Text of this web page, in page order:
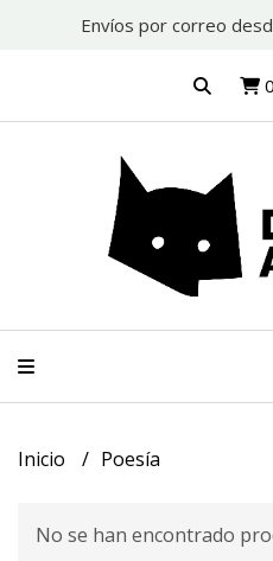
Envíos por correo
0
Inicio Poesía
No se han encontrado